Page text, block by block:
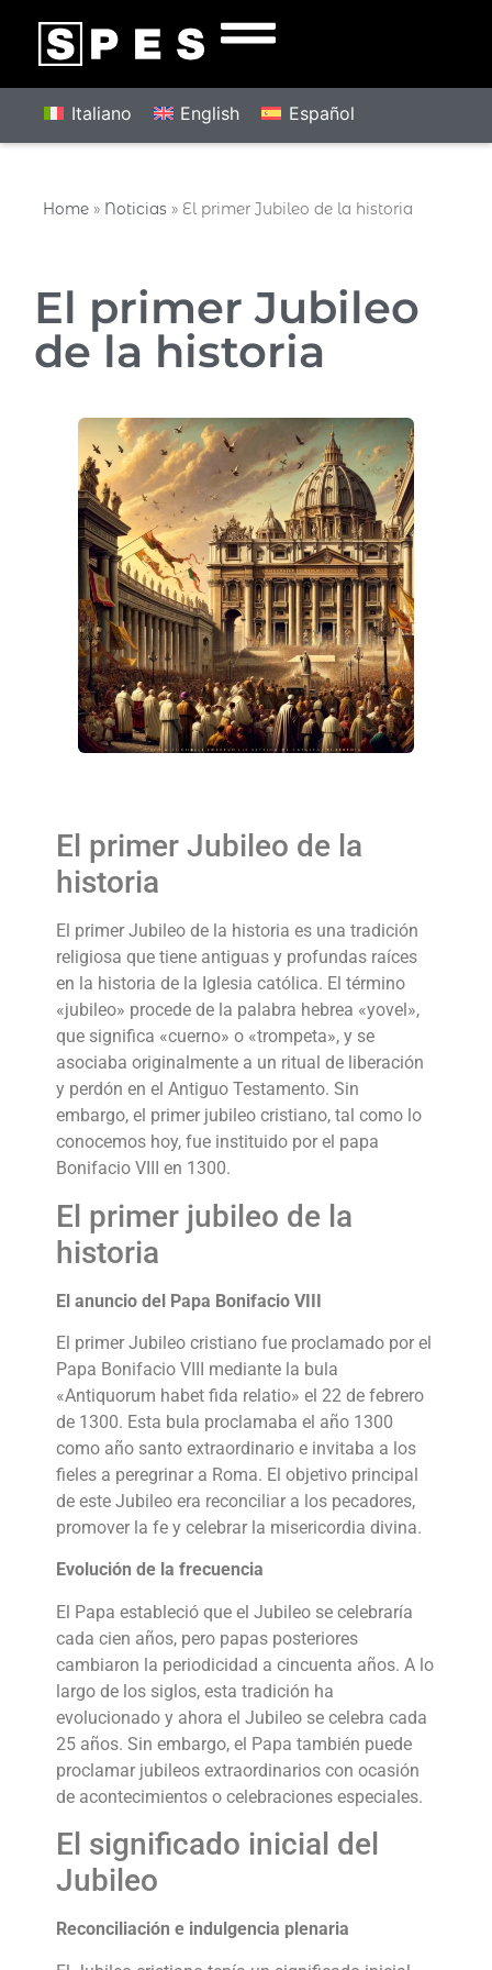
Italiano English Español
Home » Noticias »El primer Jubileo de la historia
El primer Jubileo
de la historia
El primer Jubileo de la
historia
El primer Jubileo de la historia es una tradición
religiosa que tiene antiguas y profundas raíces
en la historia de la Iglesia católica. El término
«jubileo» procede de la palabra hebrea «yovel»,
que significa «cuerno» o «trompeta», y se
asociaba originalmente a un ritual de liberación
y perdón en el Antiguo Testamento. Sin
embargo, el primer jubileo cristiano, tal como lo
conocemos hoy, fue instituido por el papa
Bonifacio VIII en 1300.
El primer jubileo de la
historia
El anuncio del Papa Bonifacio VIII
El primer Jubileo cristiano fue proclamado por el
Papa Bonifacio VIII mediante la bula
«Antiquorum habet fida relatio» el 22 de febrero
de 1300. Esta bula proclamaba el año 1300
como año santo extraordinario e invitaba a los
fieles a peregrinar a Roma. El objetivo principal
de este Jubileo era reconciliar a los pecadores,
promover la fe y celebrar la misericordia divina.
Evolución de la frecuencia
El Papa estableció que el Jubileo se celebraría
cada cien años, pero papas posteriores
cambiaron la periodicidad a cincuenta años. A lo
largo de los siglos, esta tradición ha
evolucionado y ahora el Jubileo se celebra cada
25 años. Sin embargo, el Papa también puede
proclamar jubileos extraordinarios con ocasión
de acontecimientos o celebraciones especiales.
El significado inicial del
Jubileo
Reconciliación e indulgencia plenaria